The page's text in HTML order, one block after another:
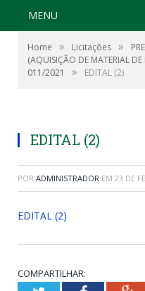
MENU
Home » Licitações »
(AQUISIÇÃO DE MATERIAL
011/2021
» EDITAL (2)
EDITAL (2)
POR ADMINISTRADOR EM 23 DE
EDITAL (2)
COMPARTILHAR: